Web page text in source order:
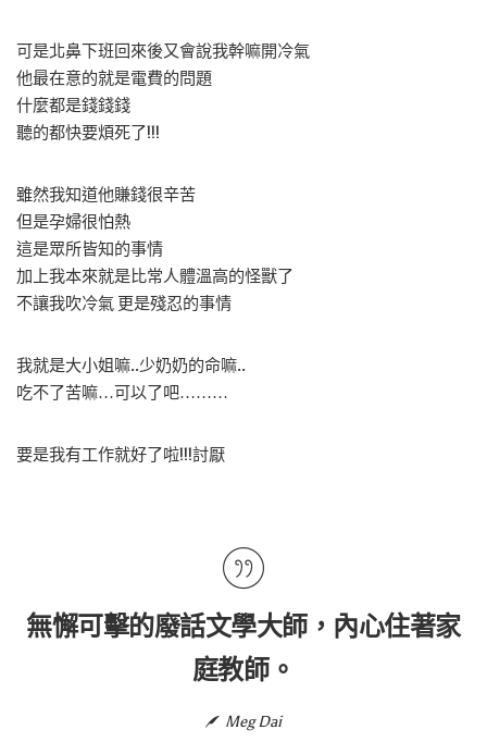
可是北鼻下班回來後又會說我幹嘛開冷氣
他最在意的就是電費的問題
什麼都是錢錢錢
聽的都快要煩死了!!!
雖然我知道他賺錢很辛苦
但是孕婦很怕熱
這是眾所皆知的事情
加上我本來就是比常人體溫高的怪獸了
不讓我吹冷氣 更是殘忍的事情
我就是大小姐嘛..少奶奶的命嘛..
吃不了苦嘛…可以了吧………
要是我有工作就好了啦!!!討厭
無懈可擊的廢話文學大師，內心住著家
庭教師。
Meg Dai